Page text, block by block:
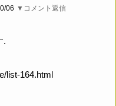
06 ▼コメント返信
.
list-164.html